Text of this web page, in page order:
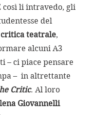
così li intravedo, gli
del
teatrale,
alcuni A3
– ci piace pensare
–  in altrettante
Critic. Al loro
Giovannelli